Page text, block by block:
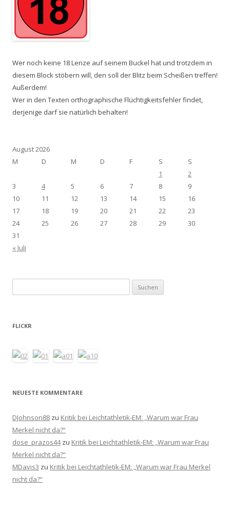
Wer noch keine 18 Lenze auf seinem Buckel hat und trotzdem in
diesem Block stöbern will, den soll der Blitz beim Scheißen treffen!
Außerdem!
Wer in den Texten orthographische Flüchtigkeitsfehler findet,
derjenige darf sie natürlich behalten!
August 2026
M
D M D F S
S
1
2
3
4 5 6 7 8
9
10
11 12 13 14 15
16
17
18 19 20 21 22
23
24
25 26 27 28 29
30
31
« Juli
nach:
FLICKR
NEUESTE KOMMENTARE
DJohnson88 zu Kritik bei Leichtathletik-EM: „Warum war Frau
Merkel nicht da?“
dose_prazos44zu Kritik bei Leichtathletik-EM: „Warum war Frau
Merkel nicht da?“
MDavis3 zu Kritik bei Leichtathletik-EM: „Warum war Frau Merkel
nicht da?“